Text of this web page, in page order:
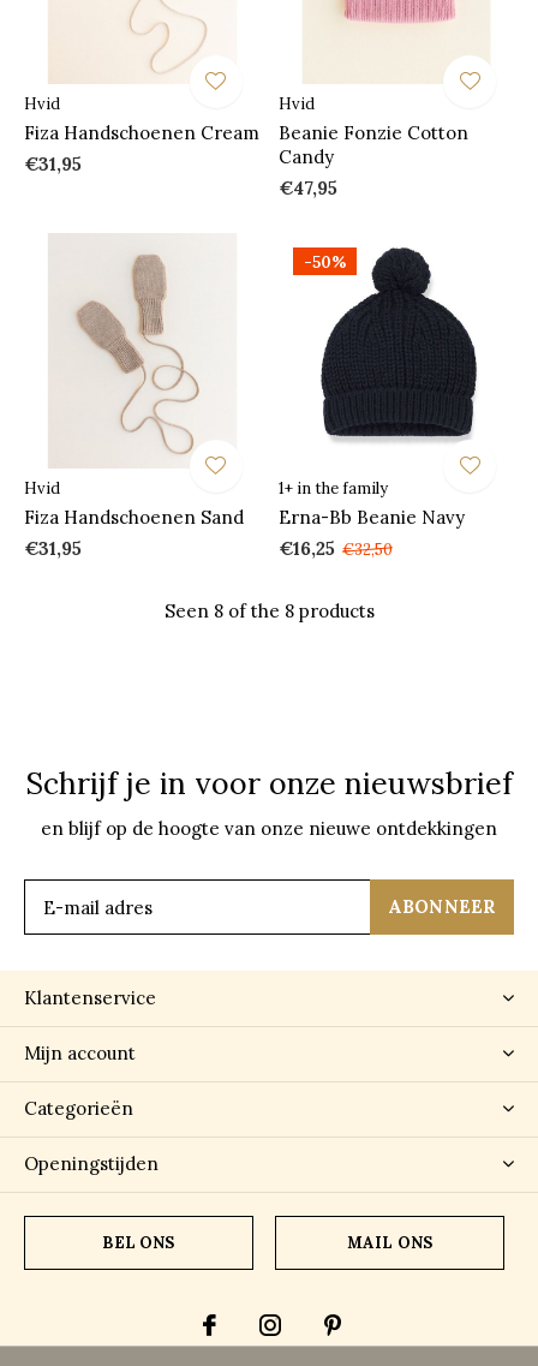
Hvid
Fiza Handschoenen Cream
€31,95
Hvid
Beanie Fonzie Cotton
Candy
€47,95
Hvid
Fiza Handschoenen Sand
€31,95
-50%
1+ in the family
Erna-Bb Beanie Navy
€16,25 €32,50
Seen 8 of the 8 products
Schrijf je in voor onze nieuwsbrief
en blijf op de hoogte van onze nieuwe ontdekkingen
ABONNEER
Klantenservice
Mijn account
Categorieën
Openingstijden
BEL ONS MAIL ONS